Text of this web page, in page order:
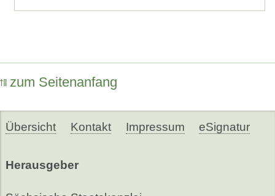
zum Seitenanfang
Übersicht Kontakt Impressum eSignatur
Herausgeber